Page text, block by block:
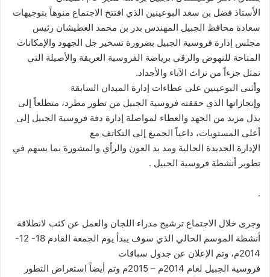
الأستاذ فضل بن سعد البوعينين الذي افتتح الاجتماع منوهاً بتوجيهات
سعادة محافظ الجبيل المهندس بدر بن محمد العطيشان رئيس
مجلس إدارة فروسية الجبيل بضرورة تسخير جل الجهود والإمكانات
المتاحة للنهوض والرقي برياضة الفروسية العريقة والأصيلة التي
تمثل جزءاً من تراث الآباء والأجداد.
وأثنى البوعينين على عطاءات إدارة الميدان السابقة
وإنجازاتها الذي حققته فروسية الجبيل من تطور مطرد، متطلعاً إلى
بذل مزيد من الجهد والعطاء لمواصلة إدارة دفة فروسية الجبيل إلى
أعلى المستويات، داعياً الجميع إلى التكاتف مع
الإدارة الجديدة الحالية ومد يد العون والرأي والمشورة بما يسهم في
تطوير أنشطة فروسية الجبيل .
.
وجرى خلال الاجتماع ترشيح مدراء اللجان والعمل عن كثب لانطلاقة
أنشطة الموسم الحالي الذي سوف يبدأ يوم الجمعة القادم 18- 12-
2014م، وتم الإعلان عن جدول سباقات
فروسية الجبيل لعام 2014م – 2015م وتم أيضاً استعراض التطور